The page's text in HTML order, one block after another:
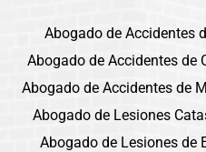
Abogado de Accidentes
Abogado de Accidentes de
Abogado de Accidentes de
Abogado de Lesiones
Abogado de Lesiones de